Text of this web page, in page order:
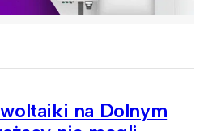
na Dolnym